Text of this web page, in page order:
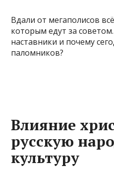
Вдали от мегаполисов
которым едут за
наставники и почему
паломников?
Влияние
русскую
культуру